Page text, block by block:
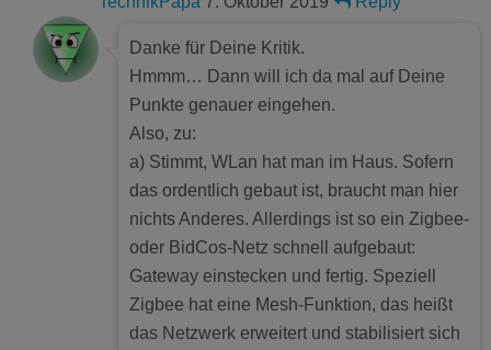
Danke für Deine Kritik.
Hmmm… Dann will ich da mal auf Deine
Punkte genauer eingehen.
Also, zu:
a) Stimmt, WLan hat man im Haus. Sofern
das ordentlich gebaut ist, braucht man hier
nichts Anderes. Allerdings ist so ein Zigbee-
oder BidCos-Netz schnell aufgebaut:
Gateway einstecken und fertig. Speziell
Zigbee hat eine Mesh-Funktion, das heißt
das Netzwerk erweitert und stabilisiert sich